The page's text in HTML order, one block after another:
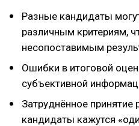
Разные кандидаты
различным критериям,
несопоставимым
Ошибки в итоговой
субъективной
Затруднённое принятие
кандидаты кажутся